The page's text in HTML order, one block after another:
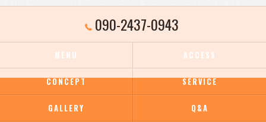
090-2437-0943
MENU ACCESS
CONCEPT SERVICE
GALLERY Q&A